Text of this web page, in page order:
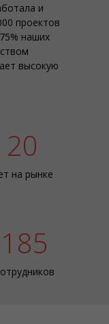
на рынке
20
185
и
проектов
наших
высокую